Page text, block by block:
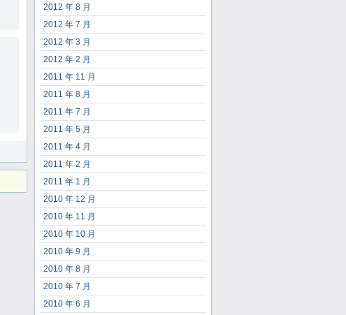
2012 年 8 月
2012 年 7 月
2012 年 3 月
2012 年 2 月
2011 年 11 月
2011 年 8 月
2011 年 7 月
2011 年 5 月
2011 年 4 月
2011 年 2 月
2011 年 1 月
2010 年 12 月
2010 年 11 月
2010 年 10 月
2010 年 9 月
2010 年 8 月
2010 年 7 月
2010 年 6 月